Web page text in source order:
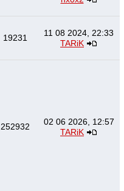
19231
11 08 2024, 22:33
TARiK
252932
02 06 2026, 12:57
TARiK